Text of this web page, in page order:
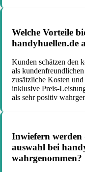
Welche Vorteile
handyhuellen.de
Kunden schätzen den
als
zusätzliche Kosten und
inklusive Preis-
als sehr positiv
Inwiefern
auswahl bei
wahrgenommen?